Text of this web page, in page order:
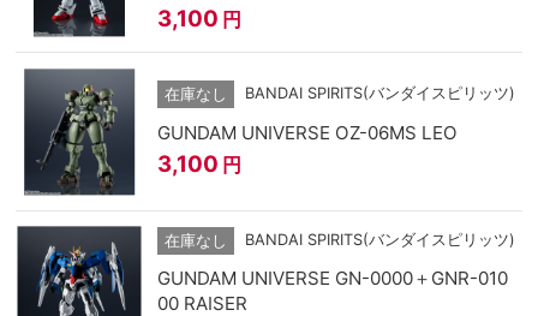
3,100 円
在庫なし BANDAI SPIRITS(バンダイスピリッツ)
GUNDAM UNIVERSE OZ-06MS LEO
3,100 円
在庫なし BANDAI SPIRITS(バンダイスピリッツ)
GUNDAM UNIVERSE GN-0000＋GNR-010
00 RAISER